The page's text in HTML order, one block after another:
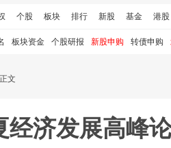
个股 板块 排行 新股 基金 港股
板块资金 个股研报 新股申购 转债申购
正文
经济发展高峰